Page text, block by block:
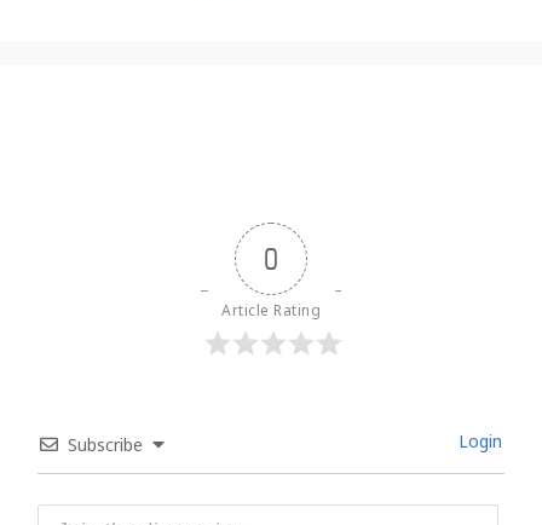
0
Article Rating
Subscribe Login